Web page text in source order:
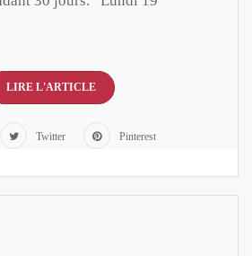
LIRE L'ARTICLE
Twitter Pinterest